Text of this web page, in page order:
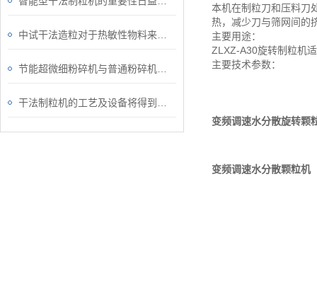
本机在制粒刀和压料刀
热，减少刀与筛网间的
主要用途：
ZLXZ-A30旋转制粒机
主要技术参数：
变频调速水分散旋转颗
变频调速水分散颗粒机